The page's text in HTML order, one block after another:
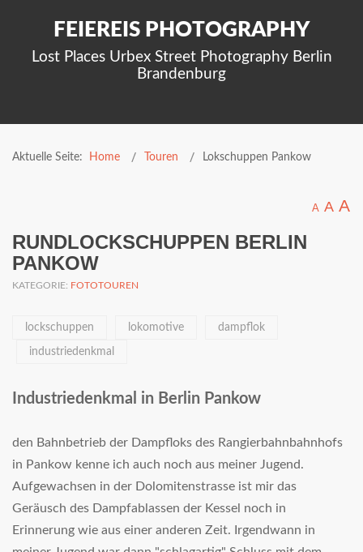
FEIEREIS PHOTOGRAPHY
Lost Places Urbex Street Photography Berlin
Brandenburg
Aktuelle Seite: Home Touren Lokschuppen Pankow
A A A
RUNDLOCKSCHUPPEN BERLIN
PANKOW
KATEGORIE: FOTOTOUREN
lockschuppen lokomotive dampflok
industriedenkmal
Industriedenkmal in Berlin Pankow
den Bahnbetrieb der Dampfloks des Rangierbahnbahnhofs
in Pankow kenne ich auch noch aus meiner Jugend.
Aufgewachsen in der Dolomitenstrasse ist mir das
Geräusch des Dampfablassen der Kessel noch in
Erinnerung wie aus einer anderen Zeit. Irgendwann in